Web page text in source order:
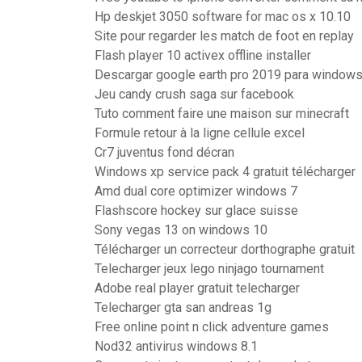
Hp deskjet 3050 software for mac os x 10.10
Site pour regarder les match de foot en replay
Flash player 10 activex offline installer
Descargar google earth pro 2019 para
Jeu candy crush saga sur facebook
Tuto comment faire une maison sur minecraft
Formule retour à la ligne cellule excel
Cr7 juventus fond décran
Windows xp service pack 4 gratuit télécharger
Amd dual core optimizer windows 7
Flashscore hockey sur glace suisse
Sony vegas 13 on windows 10
Télécharger un correcteur dorthographe gratuit
Telecharger jeux lego ninjago tournament
Adobe real player gratuit telecharger
Telecharger gta san andreas 1g
Free online point n click adventure games
Nod32 antivirus windows 8.1